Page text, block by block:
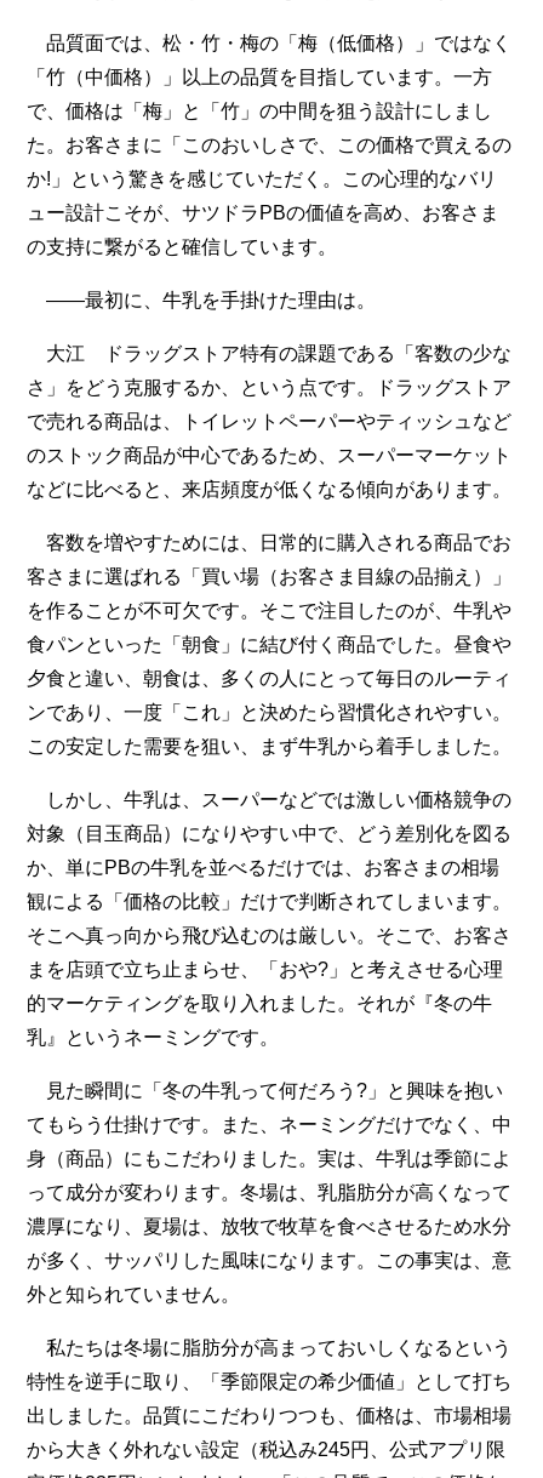
品質面では、松・竹・梅の「梅（低価格）」ではなく
「竹（中価格）」以上の品質を目指しています。一方
で、価格は「梅」と「竹」の中間を狙う設計にしまし
た。お客さまに「このおいしさで、この価格で買えるの
か!」という驚きを感じていただく。この心理的なバリ
ュー設計こそが、サツドラPBの価値を高め、お客さま
の支持に繋がると確信しています。
――最初に、牛乳を手掛けた理由は。
大江 ドラッグストア特有の課題である「客数の少な
さ」をどう克服するか、という点です。ドラッグストア
で売れる商品は、トイレットペーパーやティッシュなど
のストック商品が中心であるため、スーパーマーケット
などに比べると、来店頻度が低くなる傾向があります。
客数を増やすためには、日常的に購入される商品でお
客さまに選ばれる「買い場（お客さま目線の品揃え）」
を作ることが不可欠です。そこで注目したのが、牛乳や
食パンといった「朝食」に結び付く商品でした。昼食や
夕食と違い、朝食は、多くの人にとって毎日のルーティ
ンであり、一度「これ」と決めたら習慣化されやすい。
この安定した需要を狙い、まず牛乳から着手しました。
しかし、牛乳は、スーパーなどでは激しい価格競争の
対象（目玉商品）になりやすい中で、どう差別化を図る
か、単にPBの牛乳を並べるだけでは、お客さまの相場
観による「価格の比較」だけで判断されてしまいます。
そこへ真っ向から飛び込むのは厳しい。そこで、お客さ
まを店頭で立ち止まらせ、「おや?」と考えさせる心理
的マーケティングを取り入れました。それが『冬の牛
乳』というネーミングです。
見た瞬間に「冬の牛乳って何だろう?」と興味を抱い
てもらう仕掛けです。また、ネーミングだけでなく、中
身（商品）にもこだわりました。実は、牛乳は季節によ
って成分が変わります。冬場は、乳脂肪分が高くなって
濃厚になり、夏場は、放牧で牧草を食べさせるため水分
が多く、サッパリした風味になります。この事実は、意
外と知られていません。
私たちは冬場に脂肪分が高まっておいしくなるという
特性を逆手に取り、「季節限定の希少価値」として打ち
出しました。品質にこだわりつつも、価格は、市場相場
から大きく外れない設定（税込み245円、公式アプリ限